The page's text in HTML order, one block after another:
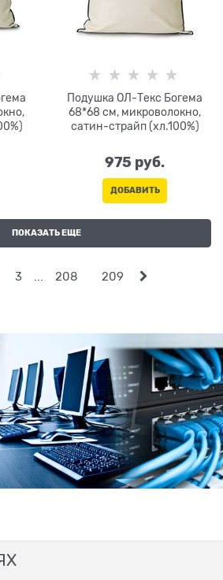
Подушка ОЛ-Текс Богема
68*68 см, микроволокно,
сатин-страйп (хл.100%)
975 руб.
ДОБАВИТЬ
ПОКАЗАТЬ ЕЩЕ
3 ... 208 209